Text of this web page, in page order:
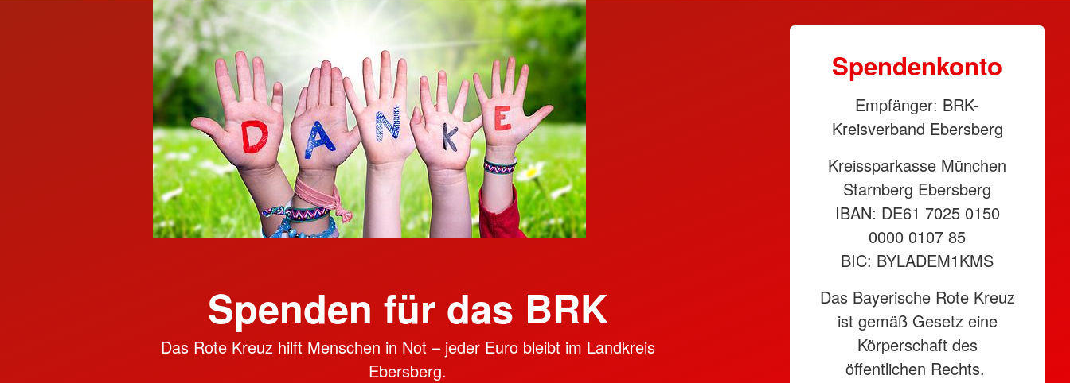
Spenden für das BRK
Das Rote Kreuz hilft Menschen in Not – jeder Euro bleibt im Landkreis
Ebersberg.
Spendenkonto
Empfänger: BRK-
Kreisverband Ebersberg
Kreissparkasse München
Starnberg Ebersberg
IBAN: DE61 7025 0150
0000 0107 85
BIC: BYLADEM1KMS
Das Bayerische Rote Kreuz
ist gemäß Gesetz eine
Körperschaft des
öffentlichen Rechts.